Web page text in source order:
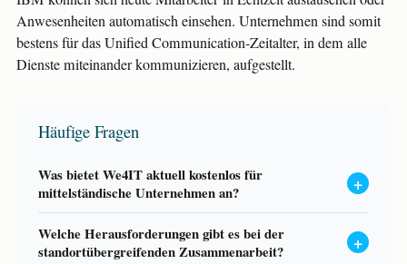
Anwesenheiten automatisch einsehen. Unternehmen sind somit
bestens für das Unified Communication-Zeitalter, in dem alle
Dienste miteinander kommunizieren, aufgestellt.
Häufige Fragen
Was bietet We4IT aktuell kostenlos für
mittelständische Unternehmen an?
Welche Herausforderungen gibt es bei der
standortübergreifenden Zusammenarbeit?